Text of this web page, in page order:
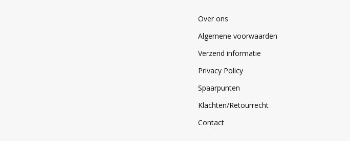
Over ons
Algemene voorwaarden
Verzend informatie
Privacy Policy
Spaarpunten
Klachten/Retourrecht
Contact